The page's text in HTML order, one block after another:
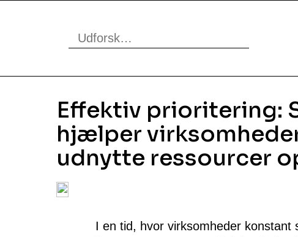
Effektiv prioritering:
hjælper
udnytte ressourcer
I en tid, hvor virksomheder konstant